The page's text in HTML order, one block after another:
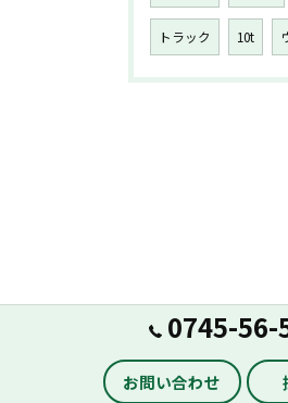
トラック 10t
0745-56-
お問い合わせ